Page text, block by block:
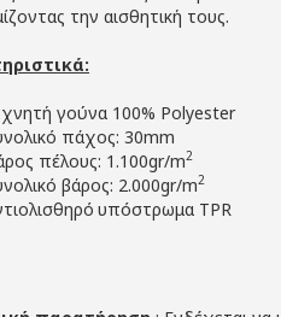
την αισθητική τους.
γούνα 100% Polyester
πάχος: 30mm
πέλους: 1.100gr/m2
βάρος: 2.000gr/m2
υπόστρωμα TPR